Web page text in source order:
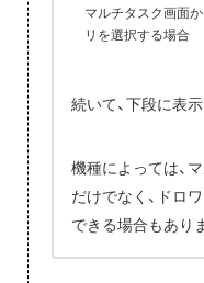
マルチタスク画面
リを選択する場合
続いて、下段に表
機種によっては、
だけでなく、ドロ
できる場合もあり